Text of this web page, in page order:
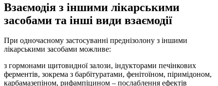
Взаємодія з іншими лікарськими
засобами та інші види взаємодії
При одночасному застосуванні преднізолону з іншими
лікарськими засобами можливе:
з гормонами щитовидної залози, індукторами печінкових
ферментів, зокрема з барбітуратами, фенітоїном, піримідоном,
карбамазепіном, рифампіцином – послаблення ефектів